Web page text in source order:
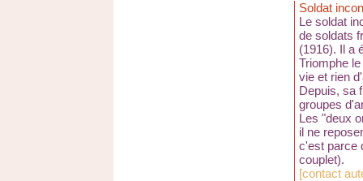
Soldat
Le soldat
de soldats
(1916). Il a
Triomphe
vie et rien
Depuis, sa
groupes
Les "deux
il ne
c'est parce
couplet).
[contact